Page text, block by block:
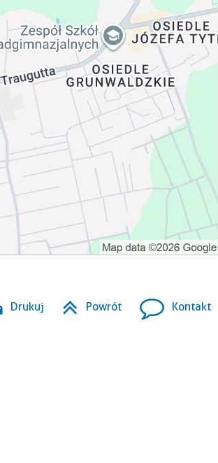
Drukuj Powrót Kontakt